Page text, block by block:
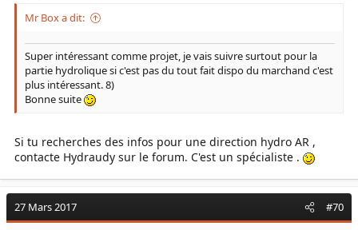
Mr Box a dit:
Super intéressant comme projet, je vais suivre surtout pour la
partie hydrolique si c'est pas du tout fait dispo du marchand c'est
plus intéressant. 8)
Bonne suite
Si tu recherches des infos pour une direction hydro AR ,
contacte Hydraudy sur le forum. C'est un spécialiste .
27 Mars 2017 #70